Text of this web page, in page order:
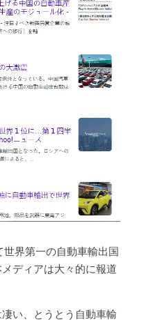
ディアは大々的に報道
い、とうとう自動車輸